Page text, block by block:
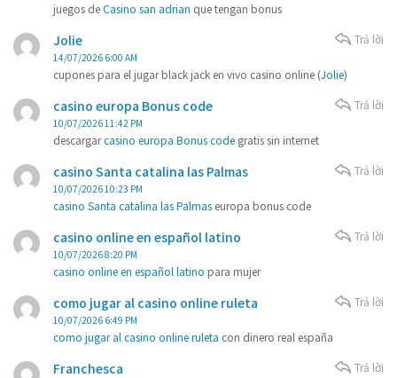
juegos deCasino san adrian que tengan bonus
Jolie
14/07/2026 6:00 AM
cupones para el jugar black jack en vivo casino online (Jolie)
Trả lời
casino europa Bonus code
10/07/2026 11:42 PM
descargarcasino europa Bonus code gratis sin internet
Trả lời
casino Santa catalina las Palmas
10/07/2026 10:23 PM
casino Santa catalina las Palmas europa bonus code
Trả lời
casino online en español latino
10/07/2026 8:20 PM
casino online en español latino para mujer
Trả lời
como jugar al casino online ruleta
10/07/2026 6:49 PM
como jugar al casino online ruleta con dinero real españa
Trả lời
Franchesca Trả lời